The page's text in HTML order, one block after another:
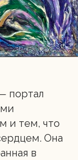
портал
и тем, что
Она
в